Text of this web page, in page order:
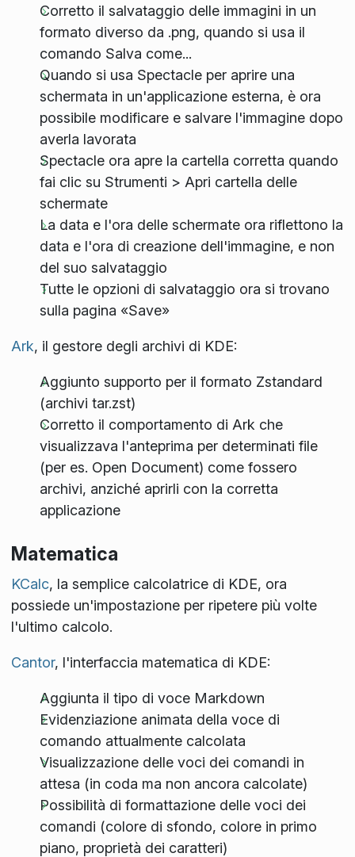
Corretto il salvataggio delle immagini in un
formato diverso da .png, quando si usa il
comando Salva come...
Quando si usa Spectacle per aprire una
schermata in un'applicazione esterna, è ora
possibile modificare e salvare l'immagine dopo
averla lavorata
Spectacle ora apre la cartella corretta quando
fai clic su Strumenti > Apri cartella delle
schermate
La data e l'ora delle schermate ora riflettono la
data e l'ora di creazione dell'immagine, e non
del suo salvataggio
Tutte le opzioni di salvataggio ora si trovano
sulla pagina «Save»
Ark, il gestore degli archivi di KDE:
Aggiunto supporto per il formato Zstandard
(archivi tar.zst)
Corretto il comportamento di Ark che
visualizzava l'anteprima per determinati file
(per es. Open Document) come fossero
archivi, anziché aprirli con la corretta
applicazione
Matematica
KCalc, la semplice calcolatrice di KDE, ora
possiede un'impostazione per ripetere più volte
l'ultimo calcolo.
Cantor, l'interfaccia matematica di KDE:
Aggiunta il tipo di voce Markdown
Evidenziazione animata della voce di
comando attualmente calcolata
Visualizzazione delle voci dei comandi in
attesa (in coda ma non ancora calcolate)
Possibilità di formattazione delle voci dei
comandi (colore di sfondo, colore in primo
piano, proprietà dei caratteri)